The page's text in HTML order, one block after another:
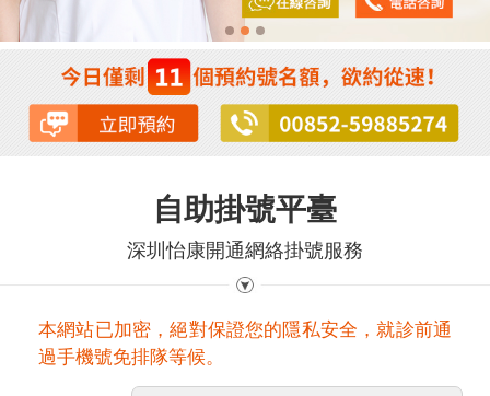
自助掛號平臺
深圳怡康開通網絡掛號服務
本網站已加密，絕對保證您的隱私安全，就診前通
過手機號免排隊等候。